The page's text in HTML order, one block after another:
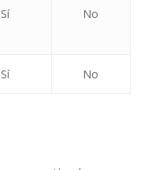
Sí No
Sí No